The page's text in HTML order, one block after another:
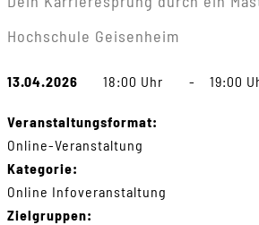
Hochschule Geisenheim
13.04.2026 18:00 Uhr - 19:00
Veranstaltungsformat:
Online-Veranstaltung
Kategorie:
Online Infoveranstaltung
Zielgruppen: